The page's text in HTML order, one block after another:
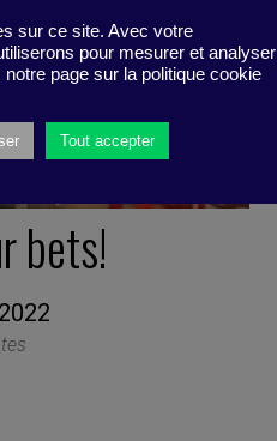
bets!
sur ce site. Avec votre
pour mesurer et analyser
page sur la politique cookie
Tout accepter